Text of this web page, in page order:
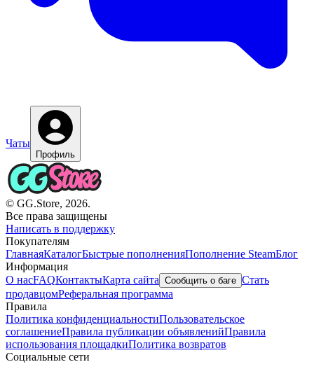
Чаты
Профиль
© GG.Store, 2026.
Все права защищены
Написать в поддержку
Покупателям
ГлавнаяКаталогБыстрые пополненияПополнение SteamБлог
Информация
О насFAQКонтактыКарта сайта Сообщить о баге Стать
продавцомРеферальная программа
Правила
Политика конфиденциальностиПользовательское
соглашениеПравила публикации объявленийПравила
использования площадкиПолитика возвратов
Социальные сети